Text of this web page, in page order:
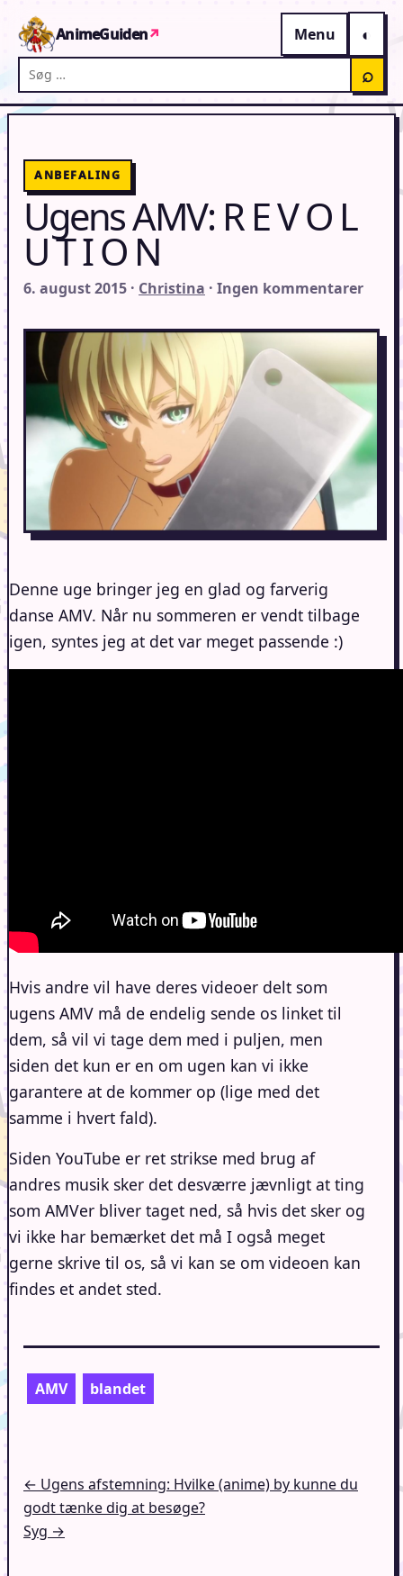
AnimeGuiden↗
Menu
Søg på AnimeGuiden
⌕
ANBEFALING
Ugens AMV: R E V O L
U T I O N
6. august 2015 · Christina · Ingen kommentarer
Denne uge bringer jeg en glad og farverig
danse AMV. Når nu sommeren er vendt tilbage
igen, syntes jeg at det var meget passende :)
Hvis andre vil have deres videoer delt som
ugens AMV må de endelig sende os linket til
dem, så vil vi tage dem med i puljen, men
siden det kun er en om ugen kan vi ikke
garantere at de kommer op (lige med det
samme i hvert fald).
Siden YouTube er ret strikse med brug af
andres musik sker det desværre jævnligt at ting
som AMVer bliver taget ned, så hvis det sker og
vi ikke har bemærket det må I også meget
gerne skrive til os, så vi kan se om videoen kan
findes et andet sted.
AMV blandet
Indlægsnavigation
← Ugens afstemning: Hvilke (anime) by kunne du
godt tænke dig at besøge?
Syg →